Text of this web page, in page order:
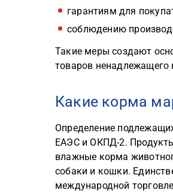
гарантиям для
соблюдению
Такие меры создают
товаров ненадлежащего
Какие корма
Определение
ЕАЭС и ОКПД-2.
влажные корма
собаки и кошки.
международной